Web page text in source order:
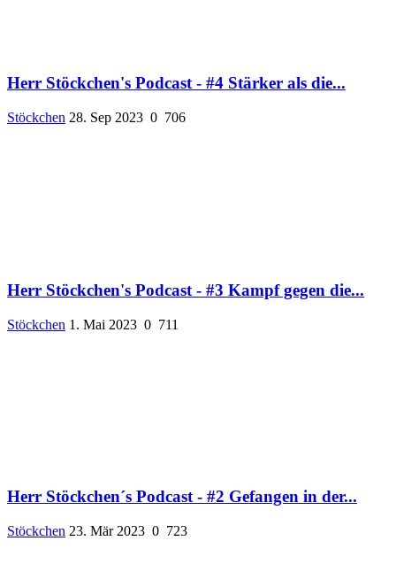
Herr Stöckchen's Podcast - #4 Stärker als die...
Stöckchen 28. Sep 2023 0 706
Herr Stöckchen's Podcast - #3 Kampf gegen die...
Stöckchen 1. Mai 2023 0 711
Herr Stöckchen´s Podcast - #2 Gefangen in der...
Stöckchen 23. Mär 2023 0 723